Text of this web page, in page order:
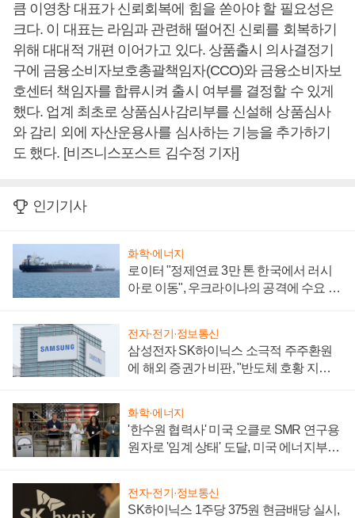
큼 이영창 대표가 신뢰회복에 힘을 쏟아야 할 필요성은
크다. 이 대표는 라임과 관련해 떨어진 신뢰를 회복하기
위해 대대적 개편 이어가고 있다. 상품출시 의사결정기
구에 금융소비자보호총괄책임자(CCO)와 금융소비자보
호센터 책임자를 합류시켜 출시 여부를 결정할 수 있게
했다. 업계 최초로 상품심사감리부를 신설해 상품심사
와 감리 외에 자산운용사를 심사하는 기능을 추가하기
도 했다. [비즈니스포스트 김수정 기자]
인기기사
화학·에너지
로이터 "정제연료 3만 톤 한국에서 러시
아로 이동", 우크라이나의 공격에 수요 늘
전자·전기·정보통신
삼성전자 SK하이닉스 소극적 주주환원
에 해외 증권가 비판, "반도체 호황 지속
화학·에너지
'한수원 협력사' 미국 오클로 SMR 연구용
원자로 '임계 상태' 도달, 미국 에너지부
전자·전기·정보통신
SK하이닉스 1주당 375원 현금배당 실시,